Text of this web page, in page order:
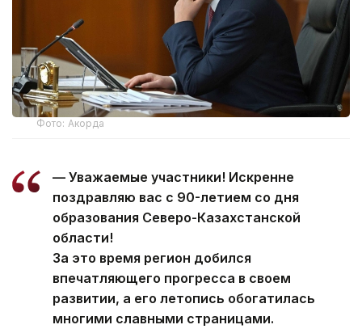
Фото: Акорда
— Уважаемые участники! Искренне
поздравляю вас с 90-летием со дня
образования Северо-Казахстанской
области!
За это время регион добился
впечатляющего прогресса в своем
развитии, а его летопись обогатилась
многими славными страницами.